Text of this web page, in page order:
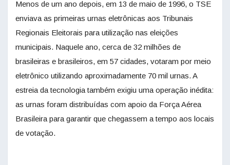
Menos de um ano depois, em 13 de maio de 1996, o TSE
enviava as primeiras urnas eletrônicas aos Tribunais
Regionais Eleitorais para utilização nas eleições
municipais. Naquele ano, cerca de 32 milhões de
brasileiras e brasileiros, em 57 cidades, votaram por meio
eletrônico utilizando aproximadamente 70 mil urnas. A
estreia da tecnologia também exigiu uma operação inédita:
as urnas foram distribuídas com apoio da Força Aérea
Brasileira para garantir que chegassem a tempo aos locais
de votação.